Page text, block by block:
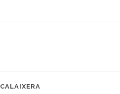
CALAIXERA